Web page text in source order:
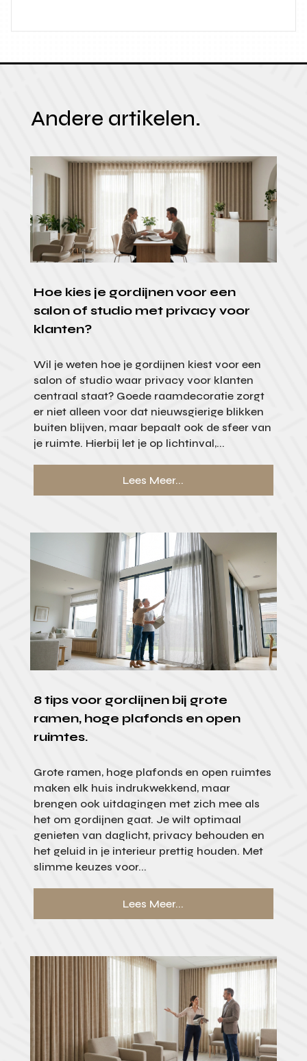
Andere artikelen.
Hoe kies je gordijnen voor een
salon of studio met privacy voor
klanten?
Wil je weten hoe je gordijnen kiest voor een
salon of studio waar privacy voor klanten
centraal staat? Goede raamdecoratie zorgt
er niet alleen voor dat nieuwsgierige blikken
buiten blijven, maar bepaalt ook de sfeer van
je ruimte. Hierbij let je op lichtinval,...
Lees Meer...
8 tips voor gordijnen bij grote
ramen, hoge plafonds en open
ruimtes.
Grote ramen, hoge plafonds en open ruimtes
maken elk huis indrukwekkend, maar
brengen ook uitdagingen met zich mee als
het om gordijnen gaat. Je wilt optimaal
genieten van daglicht, privacy behouden en
het geluid in je interieur prettig houden. Met
slimme keuzes voor...
Lees Meer...